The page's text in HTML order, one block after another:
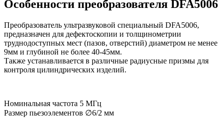
Особенности преобразователя DFA5006
Преобразователь ультразвуковой специальный DFA5006,
предназначен для дефектоскопии и толщинометрии
труднодоступных мест (пазов, отверстий) диаметром не менее
9мм и глубиной не более 40-45мм.
Также устанавливается в различные радиусные призмы для
контроля цилиндрических изделий.
Номинальная частота 5 МГц
Размер пьезоэлементов ∅6/2 мм